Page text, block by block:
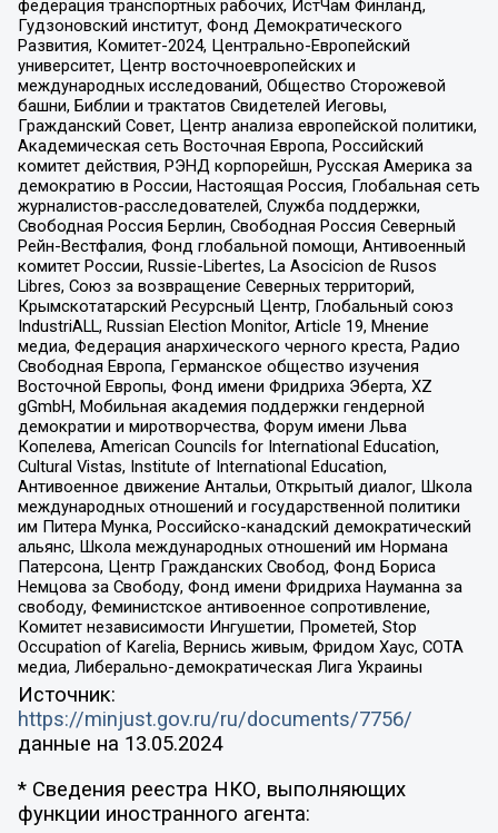
федерация транспортных рабочих, ИстЧам Финланд,
Гудзоновский институт, Фонд Демократического
Развития, Комитет-2024, Центрально-Европейский
университет, Центр восточноевропейских и
международных исследований, Общество Сторожевой
башни, Библии и трактатов Свидетелей Иеговы,
Гражданский Совет, Центр анализа европейской политики,
Академическая сеть Восточная Европа, Российский
комитет действия, РЭНД корпорейшн, Русская Америка за
демократию в России, Настоящая Россия, Глобальная сеть
журналистов-расследователей, Служба поддержки,
Свободная Россия Берлин, Свободная Россия Северный
Рейн-Вестфалия, Фонд глобальной помощи, Антивоенный
комитет России, Russie-Libertes, La Asocicion de Rusos
Libres, Союз за возвращение Северных территорий,
Крымскотатарский Ресурсный Центр, Глобальный союз
IndustriALL, Russian Election Monitor, Article 19, Мнение
медиа, Федерация анархического черного креста, Радио
Свободная Европа, Германское общество изучения
Восточной Европы, Фонд имени Фридриха Эберта, XZ
gGmbH, Мобильная академия поддержки гендерной
демократии и миротворчества, Форум имени Льва
Копелева, American Councils for International Education,
Cultural Vistas, Institute of International Education,
Антивоенное движение Антальи, Открытый диалог, Школа
международных отношений и государственной политики
им Питера Мунка, Российско-канадский демократический
альянс, Школа международных отношений им Нормана
Патерсона, Центр Гражданских Свобод, Фонд Бориса
Немцова за Свободу, Фонд имени Фридриха Науманна за
свободу, Феминистское антивоенное сопротивление,
Комитет независимости Ингушетии, Прометей, Stop
Occupation of Karelia, Вернись живым, Фридом Хаус, СОТА
медиа, Либерально-демократическая Лига Украины
Источник:
https://minjust.gov.ru/ru/documents/7756/
данные на 13.05.2024
* Сведения реестра НКО, выполняющих
функции иностранного агента: